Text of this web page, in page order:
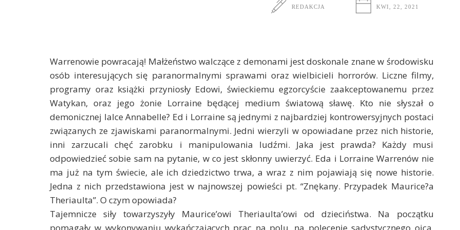
REDAKCJA KWI, 22, 2021
Warrenowie powracają! Małżeństwo walczące z demonami jest doskonale znane w środowisku
osób interesujących się paranormalnymi sprawami oraz wielbicieli horrorów. Liczne filmy,
programy oraz książki przyniosły Edowi, świeckiemu egzorcyście zaakceptowanemu przez
Watykan, oraz jego żonie Lorraine będącej medium światową sławę. Kto nie słyszał o
demonicznej lalce Annabelle? Ed i Lorraine są jednymi z najbardziej kontrowersyjnych postaci
związanych ze zjawiskami paranormalnymi. Jedni wierzyli w opowiadane przez nich historie,
inni zarzucali chęć zarobku i manipulowania ludźmi. Jaka jest prawda? Każdy musi
odpowiedzieć sobie sam na pytanie, w co jest skłonny uwierzyć. Eda i Lorraine Warrenów nie
ma już na tym świecie, ale ich dziedzictwo trwa, a wraz z nim pojawiają się nowe historie.
Jedna z nich przedstawiona jest w najnowszej powieści pt. “Znękany. Przypadek Maurice?a
Theriaulta”. O czym opowiada?
Tajemnicze siły towarzyszyły Maurice’owi Theriaulta’owi od dzieciństwa. Na początku